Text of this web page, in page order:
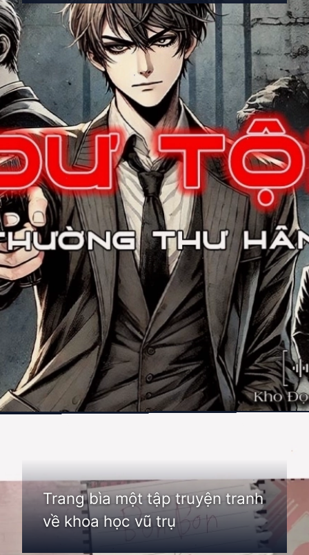
Trang bìa một tập truyện tranh
về khoa học vũ trụ